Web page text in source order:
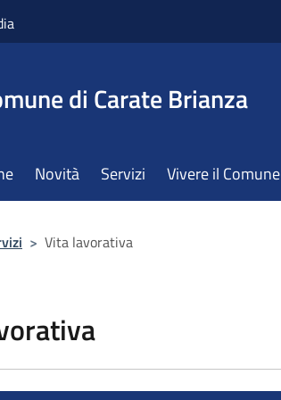
di Carate Brianza
Novità Servizi Vivere il Comune
> Vita lavorativa